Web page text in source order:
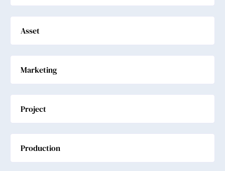
Asset
Marketing
Project
Production